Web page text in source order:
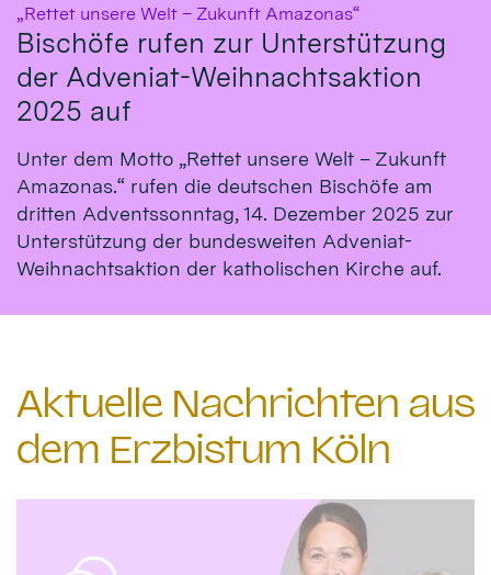
„Rettet unsere Welt – Zukunft Amazonas“
Bischöfe rufen zur Unterstützung
der Adveniat-Weihnachtsaktion
2025 auf
Unter dem Motto „Rettet unsere Welt – Zukunft
Amazonas.“ rufen die deutschen Bischöfe am
dritten Adventssonntag, 14. Dezember 2025 zur
Unterstützung der bundesweiten Adveniat-
Weihnachtsaktion der katholischen Kirche auf.
Aktuelle Nachrichten aus
dem Erzbistum Köln